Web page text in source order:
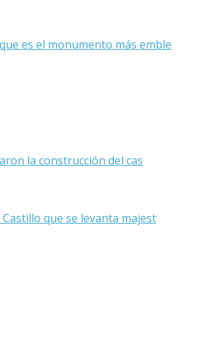
es el monumento más emble
la construcción del cas
que se levanta majest